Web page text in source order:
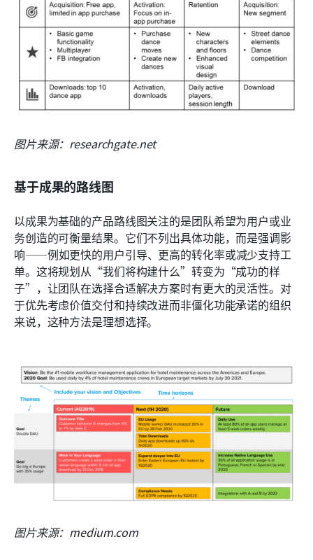
图片来源：researchgate.net
基于成果的路线图
以成果为基础的产品路线图关注的是团队希望为用户或业
务创造的可衡量结果。它们不列出具体功能，而是强调影
响——例如更快的用户引导、更高的转化率或减少支持工
单。这将规划从“我们将构建什么”转变为“成功的样
子”，让团队在选择合适解决方案时有更大的灵活性。对
于优先考虑价值交付和持续改进而非僵化功能承诺的组织
来说，这种方法是理想选择。
图片来源：medium.com